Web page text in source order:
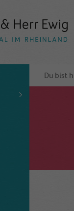
Du bist